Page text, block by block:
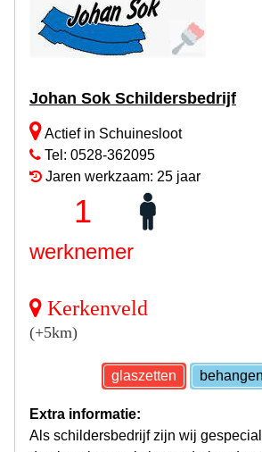
Johan Sok Schildersbedrijf
Actief in Schuinesloot
Tel: 0528-362095
Jaren werkzaam: 25 jaar
1
werknemer
Kerkenveld
(+5km)
glaszetten behangen
Extra informatie:
Als schildersbedrijf zijn wij